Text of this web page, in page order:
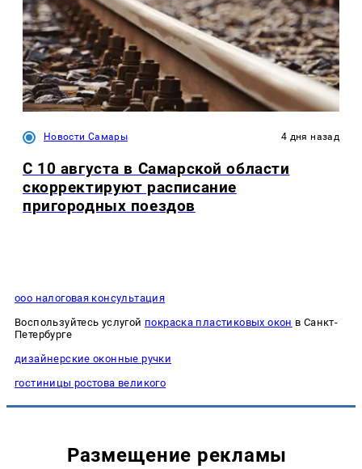
Новости Самары 4 дня назад
С 10 августа в Самарской области
скорректируют расписание
пригородных поездов
ооо налоговая консультация
Воспользуйтесь услугой покраска пластиковых окон в Санкт-
Петербурге
дизайнерские оконные ручки
гостиницы ростова великого
Размещение рекламы